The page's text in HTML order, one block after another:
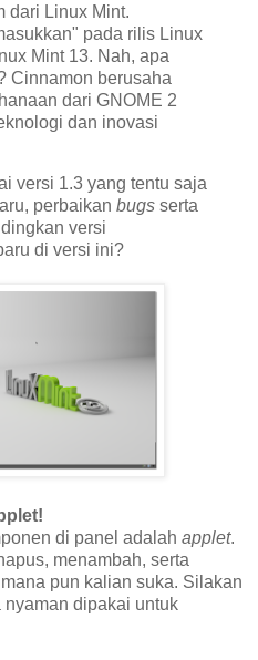
dari Linux Mint.
pada rilis Linux
Mint 13. Nah, apa
Cinnamon berusaha
dari GNOME 2
dan inovasi
versi 1.3 yang tentu saja
perbaikan bugs serta
versi
di versi ini?
di panel adalah applet.
menambah, serta
pun kalian suka. Silakan
dipakai untuk